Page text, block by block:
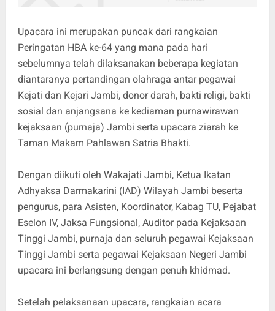
Upacara ini merupakan puncak dari rangkaian
Peringatan HBA ke-64 yang mana pada hari
sebelumnya telah dilaksanakan beberapa kegiatan
diantaranya pertandingan olahraga antar pegawai
Kejati dan Kejari Jambi, donor darah, bakti religi, bakti
sosial dan anjangsana ke kediaman purnawirawan
kejaksaan (purnaja) Jambi serta upacara ziarah ke
Taman Makam Pahlawan Satria Bhakti.
Dengan diikuti oleh Wakajati Jambi, Ketua Ikatan
Adhyaksa Darmakarini (IAD) Wilayah Jambi beserta
pengurus, para Asisten, Koordinator, Kabag TU, Pejabat
Eselon IV, Jaksa Fungsional, Auditor pada Kejaksaan
Tinggi Jambi, purnaja dan seluruh pegawai Kejaksaan
Tinggi Jambi serta pegawai Kejaksaan Negeri Jambi
upacara ini berlangsung dengan penuh khidmad.
Setelah pelaksanaan upacara, rangkaian acara